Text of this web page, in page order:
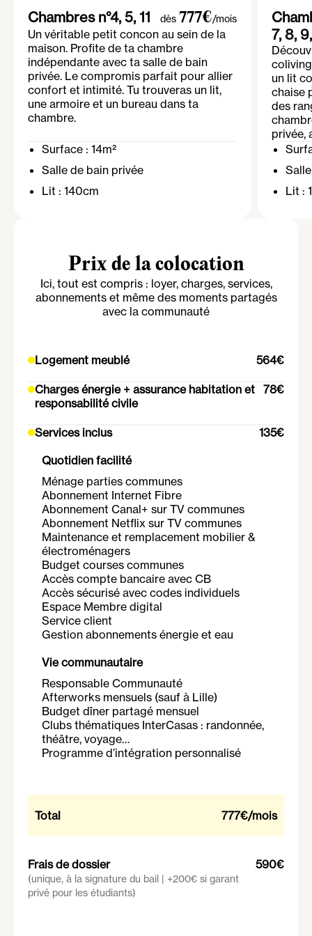
Chambres n°4, 5, 11 dès 777€/mois
Un véritable petit concon au sein de la
maison. Profite de ta chambre
indépendante avec ta salle de bain
privée. Le compromis parfait pour allier
confort et intimité. Tu trouveras un lit,
une armoire et un bureau dans ta
chambre.
Surface : 14m²
Salle de bain privée
Lit : 140cm
7, 8,
un lit
chaise
des
privée,
Lit :
Prix de la colocation
Ici, tout est compris : loyer, charges, services,
abonnements et même des moments partagés
avec la communauté
Logement meublé 564€
Charges énergie + assurance habitation et
responsabilité civile
78€
Services inclus
135€
Quotidien facilité
Ménage parties communes
Abonnement Internet Fibre
Abonnement Canal+ sur TV communes
Abonnement Netflix sur TV communes
Maintenance et remplacement mobilier &
électroménagers
Budget courses communes
Accès compte bancaire avec CB
Accès sécurisé avec codes individuels
Espace Membre digital
Service client
Gestion abonnements énergie et eau
Vie communautaire
Responsable Communauté
Afterworks mensuels (sauf à Lille)
Budget dîner partagé mensuel
Clubs thématiques InterCasas : randonnée,
théâtre, voyage…
Programme d’intégration personnalisé
Total 777€/mois
Frais de dossier
(unique, à la signature du bail | +200€ si garant
privé pour les étudiants)
590€